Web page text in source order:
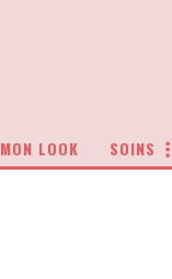
MON LOOK SOINS